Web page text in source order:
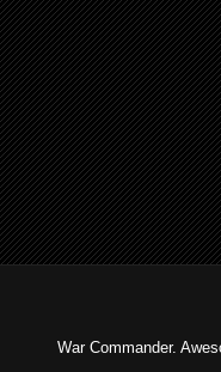
War Commander.